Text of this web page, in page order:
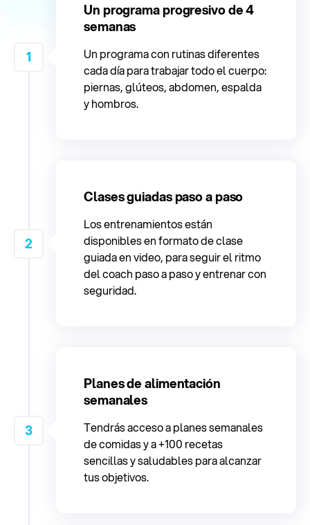
Un programa progresivo de 4
semanas
Un programa con rutinas diferentes
cada día para trabajar todo el cuerpo:
piernas, glúteos, abdomen, espalda
y hombros.
1
Clases guiadas paso a paso
Los entrenamientos están
disponibles en formato de clase
guiada en video, para seguir el ritmo
del coach paso a paso y entrenar con
seguridad.
2
Planes de alimentación
semanales
Tendrás acceso a planes semanales
de comidas y a +100 recetas
sencillas y saludables para alcanzar
tus objetivos.
3